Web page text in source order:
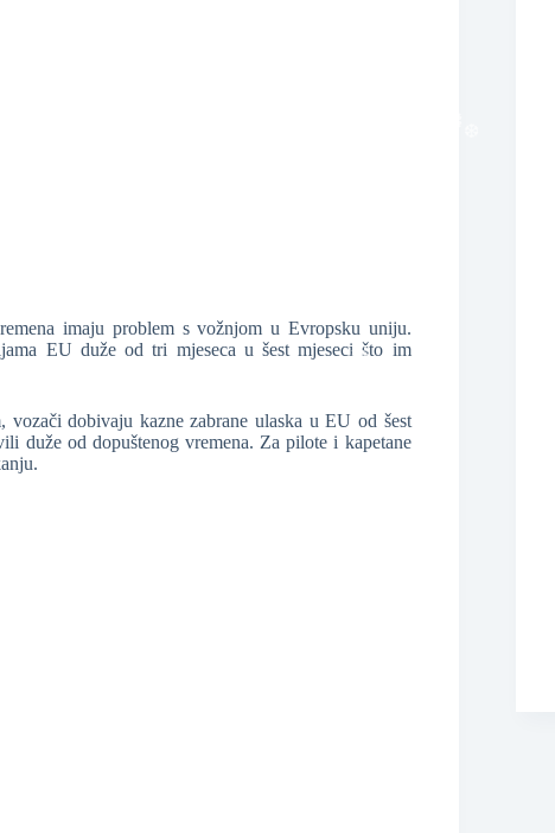
imaju problem s vožnjom u Evropsku uniju.
EU duže od tri mjeseca u šest mjeseci što im
dobivaju kazne zabrane ulaska u EU od šest
duže od dopuštenog vremena. Za pilote i kapetane